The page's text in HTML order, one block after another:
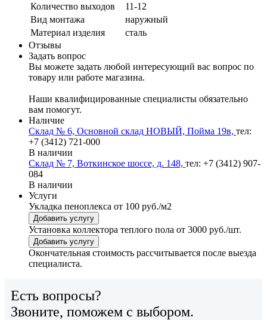
Количество выходов
11-12
Вид монтажа
наружный
Материал изделия
сталь
Отзывы
Задать вопрос
Вы можете задать любой интересующий вас вопрос по
товару или работе магазина.
Наши квалифицированные специалисты обязательно
вам помогут.
Наличие
Склад № 6, Основной склад НОВЫЙ, Пойма 19в, тел:
+7 (3412) 721-000
В наличии
Склад № 7, Воткинское шоссе, д. 148, тел: +7 (3412) 907-
084
В наличии
Услуги
Укладка пеноплекса от 100 руб./м2
Добавить услугу
Установка коллектора теплого пола от 3000 руб./шт.
Добавить услугу
Окончательная стоимость рассчитывается после выезда
специалиста.
Есть вопросы?
Звоните, поможем с выбором.